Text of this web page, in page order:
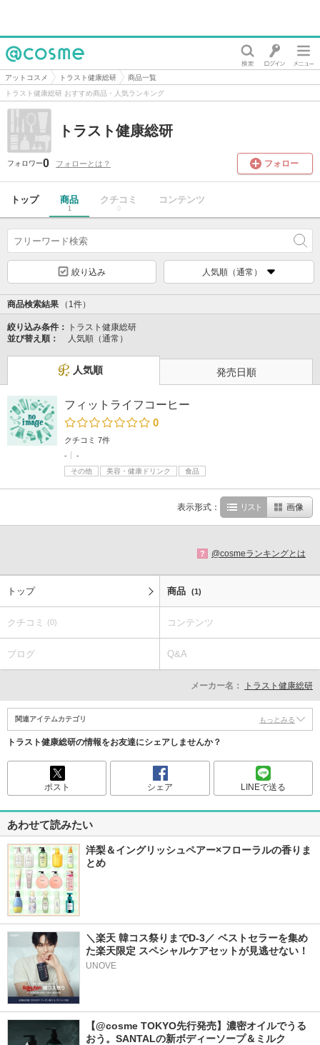
@cosme
アットコスメ トラスト健康総研
商品一覧
トラスト健康総研 おすすめ商品・人気ランキング
トラスト健康総研
フォロワー0 フォローとは？ フォロー
トップ 商品
1
クチコミ
0
コンテンツ
絞り込み 人気順（通常）
商品検索結果 （1件）
絞り込み条件：
トラスト健康総研
並び替え順：
人気順（通常）
人気順 発売日順
フィットライフコーヒー
0
クチコミ 7件
-
-
その他
美容・健康ドリンク 食品
表示形式： リスト 画像
? @cosmeランキングとは
トップ 商品 (1)
クチコミ (0) コンテンツ
ブログ Q&A
メーカー名： トラスト健康総研
関連アイテムカテゴリ もっとみる
トラスト健康総研の情報をお友達にシェアしませんか？
ポスト シェア LINEで送る
あわせて読みたい
洋梨＆イングリッシュペアー×フローラルの香りま
とめ
＼楽天 韓コス祭りまでD-3／ ベストセラーを集め
た楽天限定 スペシャルケアセットが見逃せない！
UNOVE
【@cosme TOKYO先行発売】濃密オイルでうる
おう。SANTALの新ボディーソープ＆ミルク